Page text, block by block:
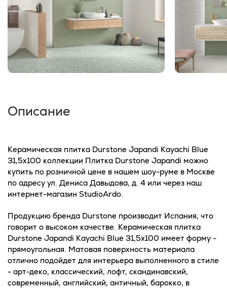
Описание
Керамическая плитка Durstone Japandi Kayachi Blue
31,5x100 коллекции Плитка Durstone Japandi можно
купить по розничной цене в нашем шоу-руме в Москве
по адресу ул. Дениса Давыдова, д. 4 или через наш
интернет-магазин StudioArdo.
Продукцию бренда Durstone производит Испания, что
говорит о высоком качестве. Керамическая плитка
Durstone Japandi Kayachi Blue 31,5x100 имеет форму -
прямоугольная. Матовая поверхность материала
отлично подойдет для интерьера выполненного в стиле
- арт-деко, классический, лофт, скандинавский,
современный, английский, античный, барокко, в